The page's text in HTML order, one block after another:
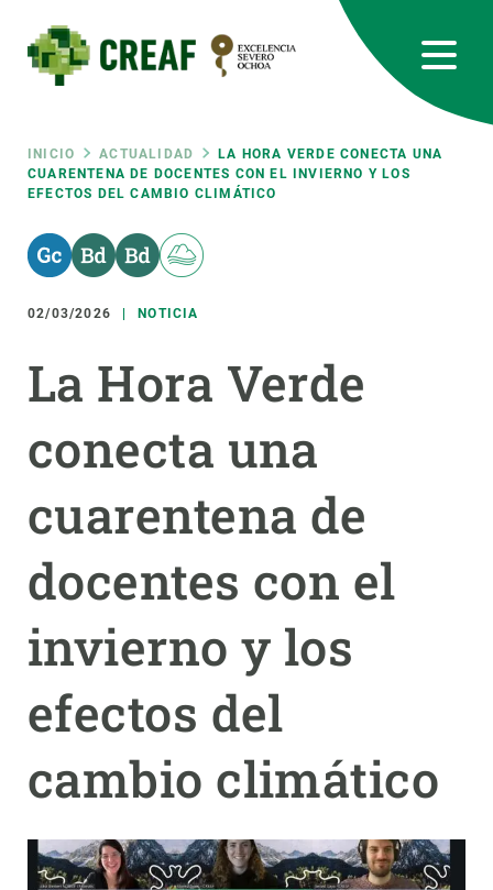
contenido
principal
Ruta
de
navegación
INICIO ACTUALIDAD
LA HORA VERDE CONECTA UNA
CUARENTENA DE DOCENTES CON EL INVIERNO Y LOS
EFECTOS DEL CAMBIO CLIMÁTICO
02/03/2026 NOTICIA
La Hora Verde
conecta una
cuarentena de
docentes con el
invierno y los
efectos del
cambio climático
RRSS
Featured
responsive
Responsive
menu
INVESTIGACIÓN
CIENCIA EN ACCIÓN
NOTICIAS Y AGENDA